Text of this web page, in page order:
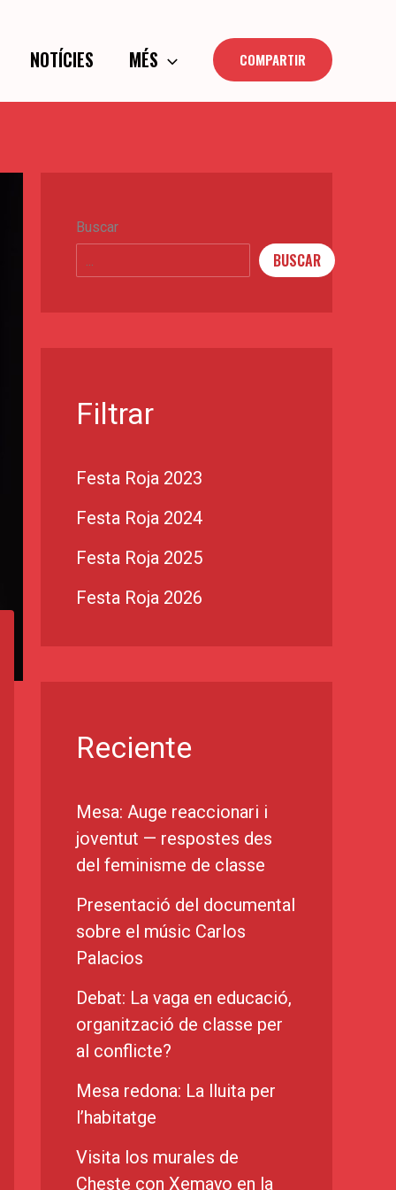
NOTÍCIES MÉS COMPARTIR
Buscar
BUSCAR
Filtrar
Festa Roja 2023
Festa Roja 2024
Festa Roja 2025
Festa Roja 2026
Reciente
Mesa: Auge reaccionari i
joventut — respostes des
del feminisme de classe
Presentació del documental
sobre el músic Carlos
Palacios
Debat: La vaga en educació,
organització de classe per
al conflicte?
Mesa redona: La lluita per
l’habitatge
Visita los murales de
Cheste con Xemayo en la